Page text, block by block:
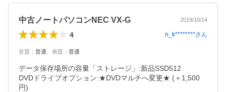
中古ノートパソコンNEC VX-G 2019/10/14
4 n_k********さん
音質 ： 普通 画質 ： 普通
データ保存場所の容量「ストレージ」:新品SSD512
DVDドライブオプション:★DVDマルチへ変更★ (＋1,500
円)